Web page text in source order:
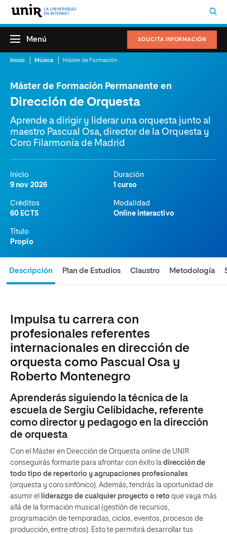
SOLICITA INFORMACIÓN
Menú
Inicio Música
Máster de Formación Permanente en
Dirección de Orquesta
Aprende a dirigir y liderar una orquesta junto al
maestro Pascual Osa, director de la Orquesta y
Coro Filarmonía de Madrid
Inicio
9 nov 2026
Duración
1 curso
Créditos
60 ECTS
Modalidad
Online interactivo
Título
Propio
Descripción Plan de Estudios Claustro Metodología
Impulsa tu carrera con
profesionales referentes
internacionales en dirección de
orquesta como Pascual Osa y
Roberto Montenegro
Aprenderás siguiendo la técnica de la
escuela de Sergiu Celibidache, referente
como director y pedagogo en la dirección
de orquesta
Con el Máster en Dirección de Orquesta online de UNIR
conseguirás formarte para afrontar con éxito la dirección de
todo tipo de repertorio y agrupaciones profesionales
(orquesta y coro sinfónico). Además, tendrás la oportunidad de
asumir el
liderazgo de cualquier proyecto o reto que vaya más
allá de la formación musical (gestión de recursos,
programación de temporadas, ciclos, eventos, procesos de
producción, entre otros). Esto te permitirá desarrollar tus